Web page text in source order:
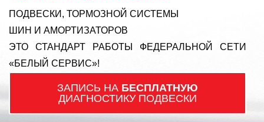
ПОДВЕСКИ, ТОРМОЗНОЙ СИСТЕМЫ
ШИН И АМОРТИЗАТОРОВ
ЭТО СТАНДАРТ РАБОТЫ ФЕДЕРАЛЬНОЙ СЕТИ
«БЕЛЫЙ СЕРВИС»!
ЗАПИСЬ НА БЕСПЛАТНУЮ
ДИАГНОСТИКУ ПОДВЕСКИ